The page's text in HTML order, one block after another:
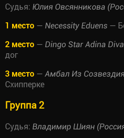
Судья: Юлия Овсянникова
1 место — Necessity Eduens —
2 место — Dingo Star Adina Diva
дог
3 место — Амбал Из
Схипперке
Группа 2
Судья: Владимир Шиян